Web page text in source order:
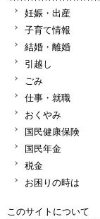
妊娠・出産
子育て情報
結婚・離婚
引越し
ごみ
仕事・就職
おくやみ
国民健康保険
国民年金
税金
お困りの時は
このサイトについて